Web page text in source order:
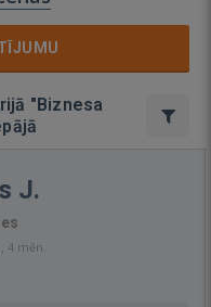
"Biznesa
J.
4 mēn.